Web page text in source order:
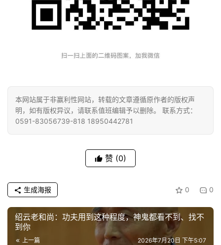
本网站属于非赢利性网站，转载的文章遵循原作者的版权声
明，如有版权异议，请联系值班编辑予以删除。 联系方式：
0591-83056739-818 18950442781
赞 (0)
0 0
生成海报
绍云老和尚：功夫用到这种程度，神鬼都看不到、找不
到你
上一篇 2026年7月20日 下午5:07